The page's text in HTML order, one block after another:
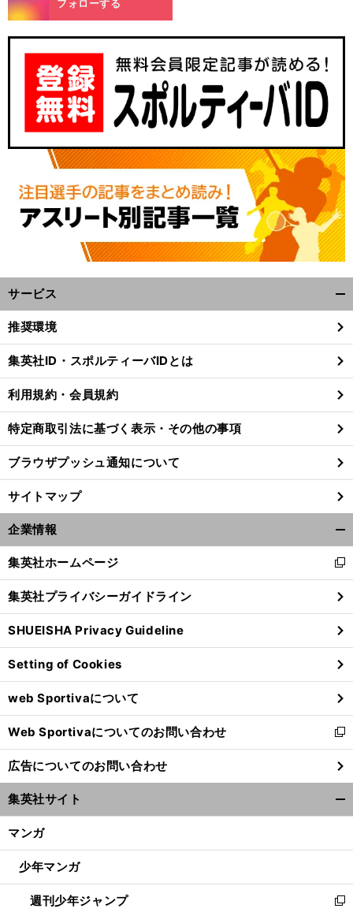
・
々
前
フォローする
サービス
閉
る
推奨環境
集英社ID・スポルティーバIDとは
利用規約・会員規約
特定商取引法に基づく表示・その他の事項
ブラウザプッシュ通知について
サイトマップ
企業情報
閉
る
集英社ホームページ
新
し
い
ウ
ィ
ン
ド
ウ
で
開
く
集英社プライバシーガイドライン
SHUEISHA Privacy Guideline
Setting of Cookies
web Sportivaについて
Web Sportivaについてのお問い合わせ
新
し
い
ウ
ィ
ン
ウ
開
く
広告についてのお問い合わせ
集英社サイト
マンガ
少年マンガ
週刊少年ジャンプ
新